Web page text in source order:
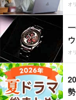
オ
オ